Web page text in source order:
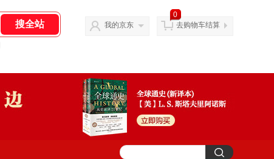
我的京东
0
去购物车结算